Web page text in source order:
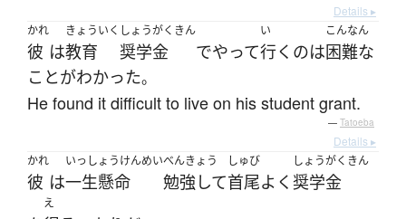
Details ▸
かれ
彼 は
きょういく
教育
しょうがくきん
奨学金 でやって
い
行く のは
こんなん
困難な
ことがわかった。
He found it difficult to live on his student grant.
— Tatoeba
Details ▸
かれ
彼 は
いっしょうけんめい
一生懸命
べんきょう
勉強して
しゅび
首尾よく
しょうがくきん
奨学金
え